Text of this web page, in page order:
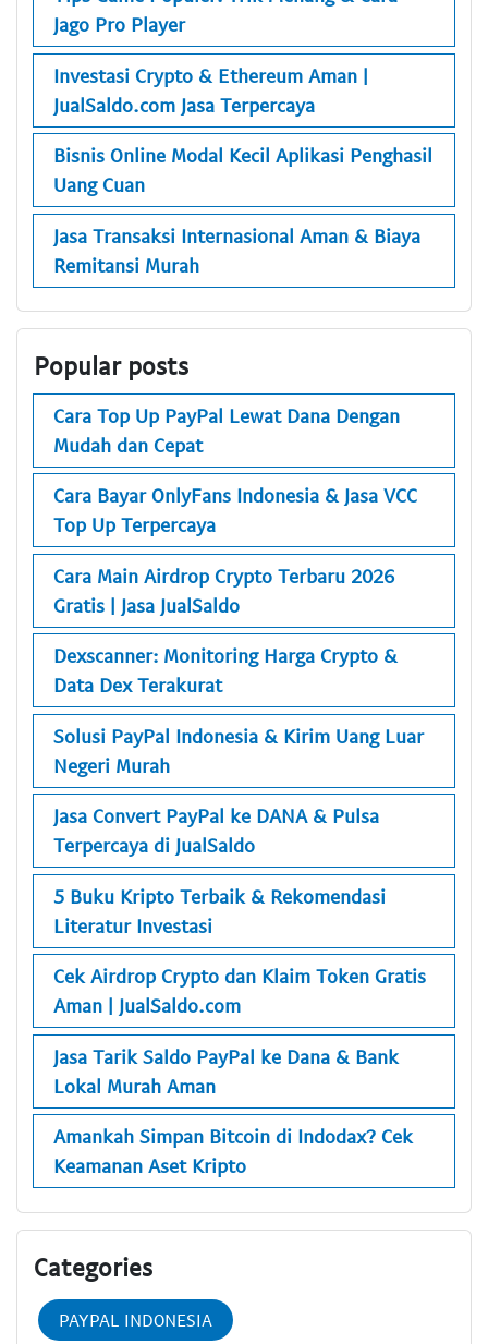
Jago Pro Player
Investasi Crypto & Ethereum Aman |
JualSaldo.com Jasa Terpercaya
Bisnis Online Modal Kecil Aplikasi Penghasil
Uang Cuan
Jasa Transaksi Internasional Aman & Biaya
Remitansi Murah
Popular posts
Cara Top Up PayPal Lewat Dana Dengan
Mudah dan Cepat
Cara Bayar OnlyFans Indonesia & Jasa VCC
Top Up Terpercaya
Cara Main Airdrop Crypto Terbaru 2026
Gratis | Jasa JualSaldo
Dexscanner: Monitoring Harga Crypto &
Data Dex Terakurat
Solusi PayPal Indonesia & Kirim Uang Luar
Negeri Murah
Jasa Convert PayPal ke DANA & Pulsa
Terpercaya di JualSaldo
5 Buku Kripto Terbaik & Rekomendasi
Literatur Investasi
Cek Airdrop Crypto dan Klaim Token Gratis
Aman | JualSaldo.com
Jasa Tarik Saldo PayPal ke Dana & Bank
Lokal Murah Aman
Amankah Simpan Bitcoin di Indodax? Cek
Keamanan Aset Kripto
Categories
PAYPAL INDONESIA